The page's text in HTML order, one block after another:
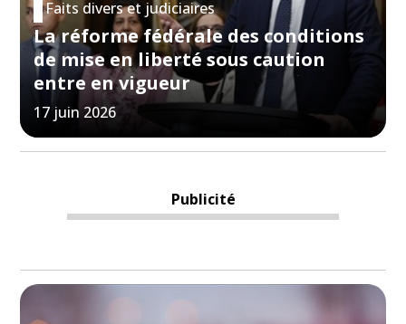
Faits divers et judiciaires
La réforme fédérale des conditions
de mise en liberté sous caution
entre en vigueur
17 juin 2026
Publicité